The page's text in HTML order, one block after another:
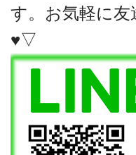
す。お気軽に
♥▽